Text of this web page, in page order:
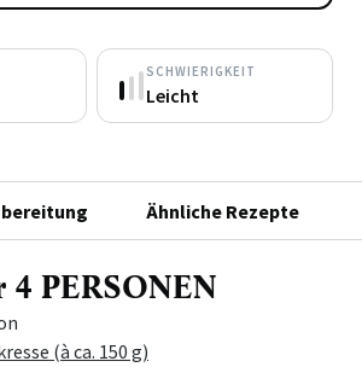
SCHWIERIGKEIT
Leicht
Ähnliche Rezepte
4 PERSONEN
(à ca. 150 g)